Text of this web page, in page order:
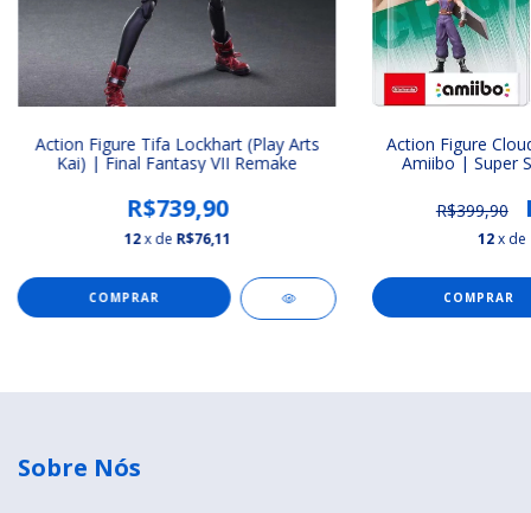
Action Figure Tifa Lockhart (Play Arts
Kai) | Final Fantasy VII Remake
R$739,90
12x de R$76,11
COMPRAR
Action Figure
Amiibo | Super
R$399,90
12x de
COMPRAR
Sobre Nós